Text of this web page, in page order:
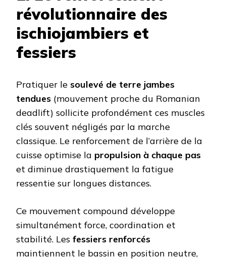
révolutionnaire des
ischiojambiers et
fessiers
Pratiquer le soulevé de terre jambes
tendues (mouvement proche du Romanian
deadlift) sollicite profondément ces muscles
clés souvent négligés par la marche
classique. Le renforcement de l’arrière de la
cuisse optimise la propulsion à chaque pas
et diminue drastiquement la fatigue
ressentie sur longues distances.
Ce mouvement compound développe
simultanément force, coordination et
stabilité. Les fessiers renforcés
maintiennent le bassin en position neutre,